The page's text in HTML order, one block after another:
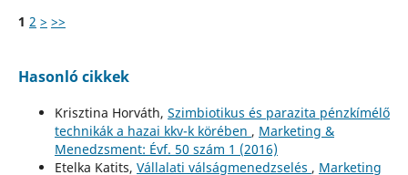
1 2 > >>
Hasonló cikkek
Krisztina Horváth, Szimbiotikus és parazita pénzkímélő
technikák a hazai kkv-k körében , Marketing &
Menedzsment: Évf. 50 szám 1 (2016)
Etelka Katits, Vállalati válságmenedzselés , Marketing